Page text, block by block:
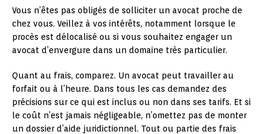
Vous n’êtes pas obligés de solliciter un avocat proche de
chez vous. Veillez à vos intérêts, notamment lorsque le
procès est délocalisé ou si vous souhaitez engager un
avocat d’envergure dans un domaine très particulier.
Quant au frais, comparez. Un avocat peut travailler au
forfait ou à l’heure. Dans tous les cas demandez des
précisions sur ce qui est inclus ou non dans ses tarifs. Et si
le coût n’est jamais négligeable, n’omettez pas de monter
un dossier d’aide juridictionnel. Tout ou partie des frais